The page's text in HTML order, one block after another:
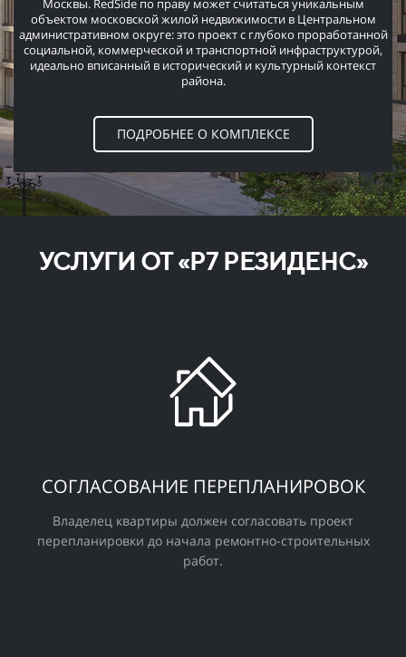
Москвы. RedSide по праву может считаться уникальным
объектом московской жилой недвижимости в Центральном
административном округе: это проект с глубоко проработанной
социальной, коммерческой и транспортной инфраструктурой,
идеально вписанный в исторический и культурный контекст
района.
ПОДРОБНЕЕ О КОМПЛЕКСЕ
УСЛУГИ ОТ «Р7 РЕЗИДЕНС»
СОГЛАСОВАНИЕ ПЕРЕПЛАНИРОВОК
Владелец квартиры должен согласовать проект
перепланировки до начала ремонтно-строительных
работ.